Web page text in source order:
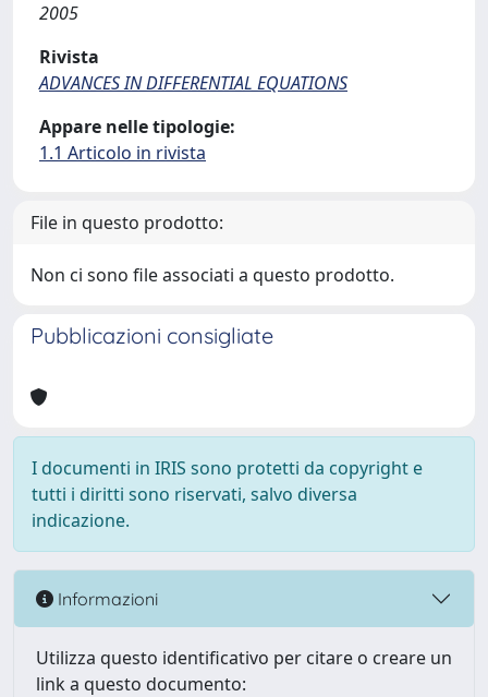
2005
Rivista
ADVANCES IN DIFFERENTIAL EQUATIONS
Appare nelle tipologie:
1.1 Articolo in rivista
File in questo prodotto:
Non ci sono file associati a questo prodotto.
Pubblicazioni consigliate
I documenti in IRIS sono protetti da copyright e
tutti i diritti sono riservati, salvo diversa
indicazione.
Informazioni
Utilizza questo identificativo per citare o creare un
link a questo documento: